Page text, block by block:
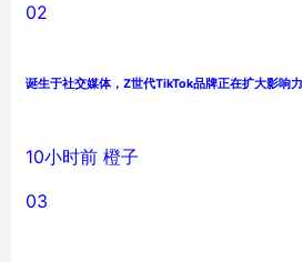
02
诞生于社交媒体，Z世代TikTok品牌正在扩大影响力
10小时前 橙子
03